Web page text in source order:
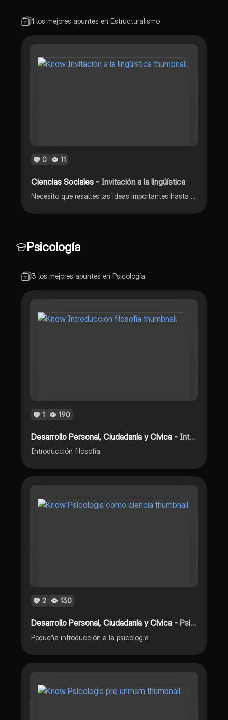
1 los mejores apuntes en Estructuralismo
0 11
Ciencias Sociales - Invitación a la lingüística
Necesito que resaltes las ideas importantes hasta la página 20
Psicología
3 los mejores apuntes en Psicología
1 190
Desarrollo Personal, Ciudadanía y Cívica - Introducción filosofía
Introducción filosofía
2 130
Desarrollo Personal, Ciudadanía y Cívica -Psicología como ciencia
Pequeña introducción a la psicología